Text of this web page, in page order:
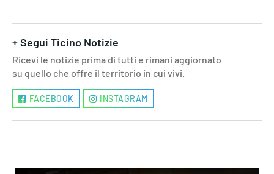
+ Segui Ticino Notizie
Ricevi le notizie prima di tutti e rimani aggiornato
su quello che offre il territorio in cui vivi.
FACEBOOK INSTAGRAM